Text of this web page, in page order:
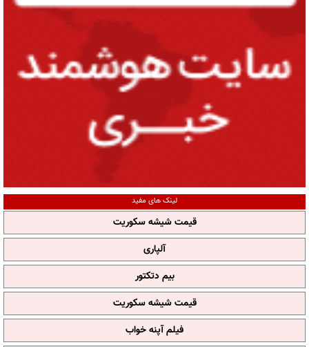
لینک های مفید
قیمت شیشه سکوریت
آلپاری
بیم دتکتور
قیمت شیشه سکوریت
فیلم آپنه خواب